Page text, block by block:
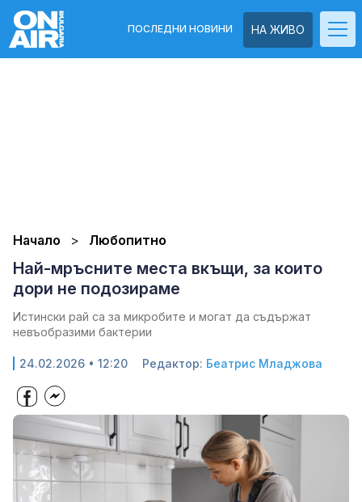
НА ЖИВО
ПОСЛЕДНИ НОВИНИ
Начало Любопитно
Най-мръсните места вкъщи, за които
дори не подозираме
Истински рай са за микробите и могат да съдържат
невъобразими бактерии
24.02.2026 • 12:20 Редактор: Беатрис Младжова